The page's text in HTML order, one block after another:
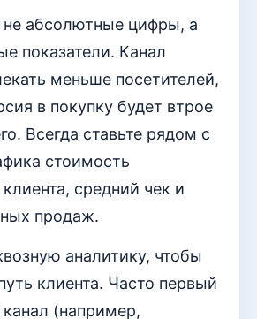
не абсолютные цифры, а
показатели. Канал
меньше посетителей,
в покупку будет втрое
Всегда ставьте рядом с
стоимость
средний чек и
продаж.
аналитику, чтобы
клиента. Часто первый
(например,